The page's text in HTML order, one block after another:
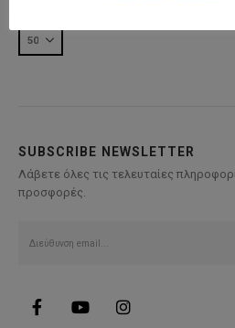
SUBSCRIBE NEWSLETTER
Λάβετε όλες τις τελευταίες
προσφορές.